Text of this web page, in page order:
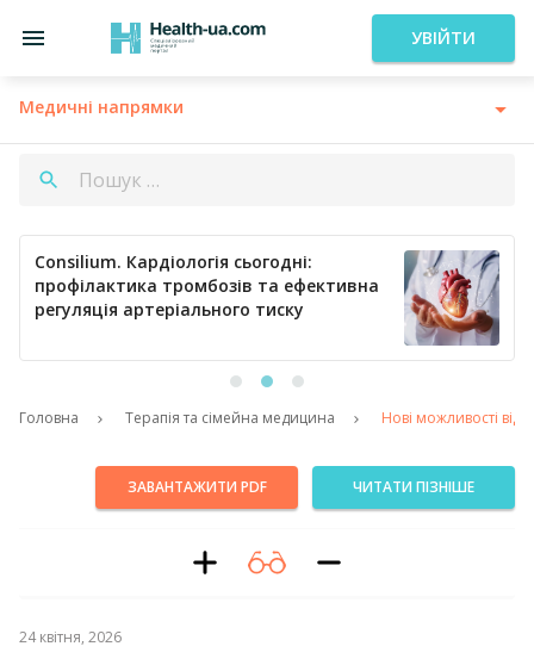
УВІЙТИ
Медичні напрямки
Consilium. Кардіологія сьогодні:
профілактика тромбозів та ефективна
регуляція артеріального тиску
Головна Терапія та сімейна медицина Нові можливості
ЗАВАНТАЖИТИ PDF ЧИТАТИ ПІЗНІШЕ
24 квітня, 2026